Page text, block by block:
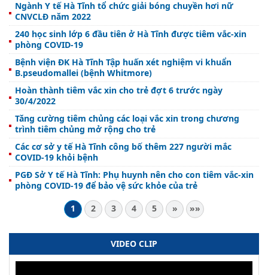
Ngành Y tế Hà Tĩnh tổ chức giải bóng chuyền hơi nữ
CNVCLĐ năm 2022
240 học sinh lớp 6 đầu tiên ở Hà Tĩnh được tiêm vắc-xin
phòng COVID-19
Bệnh viện ĐK Hà Tĩnh Tập huấn xét nghiệm vi khuẩn
B.pseudomallei (bệnh Whitmore)
Hoàn thành tiêm vắc xin cho trẻ đợt 6 trước ngày
30/4/2022
Tăng cường tiêm chủng các loại vắc xin trong chương
trình tiêm chủng mở rộng cho trẻ
Các cơ sở y tế Hà Tĩnh công bố thêm 227 người mắc
COVID-19 khỏi bệnh
PGĐ Sở Y tế Hà Tĩnh: Phụ huynh nên cho con tiêm vắc-xin
phòng COVID-19 để bảo vệ sức khỏe của trẻ
1
2 3 4 5 » »»
VIDEO CLIP